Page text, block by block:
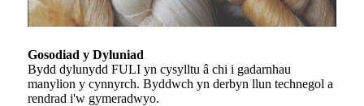
Gosodiad y Dyluniad
Bydd dylunydd FULI yn cysylltu â chi i gadarnhau
manylion y cynnyrch. Byddwch yn derbyn llun technegol a
rendrad i'w gymeradwyo.